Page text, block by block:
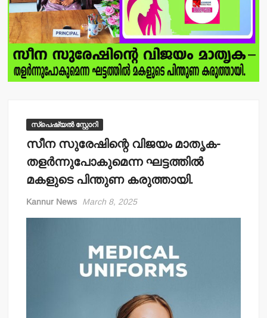
സ്പെഷ്യൽ സ്റ്റോറി
സീന സുരേഷിന്റെ വിജയം മാതൃക-
തളര്‍ന്നുപോകുമെന്ന ഘട്ടത്തില്‍
മകളുടെ പിന്തുണ കരുത്തായി.
Kannur News March 8, 2025